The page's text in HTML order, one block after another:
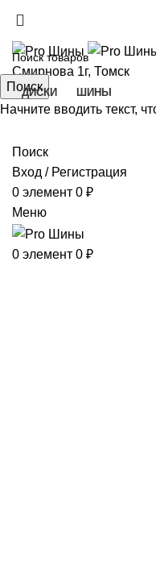
Смирнова 1г, Томск
ДИСКИ ШИНЫ
Поиск
Вход / Регистрация
0 элемент 0 ₽
Меню
0 элемент 0 ₽
Поиск
Начните вводить текст,